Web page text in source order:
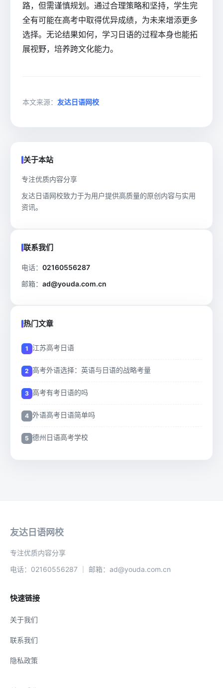
路，但需谨慎规划。通过合理策略和坚持，学生完
全有可能在高考中取得优异成绩，为未来增添更多
选择。无论结果如何，学习日语的过程本身也能拓
展视野，培养跨文化能力。
本文来源： 友达日语网校
关于本站
专注优质内容分享
友达日语网校致力于为用户提供高质量的原创内容与实用
资讯。
联系我们
电话： 02160556287
邮箱： ad@youda.com.cn
热门文章
江苏高考日语
高考外语选择：英语与日语的战略考量
高考有考日语的吗
外语高考日语简单吗
德州日语高考学校
友达日语网校
专注优质内容分享
电话：02160556287 ｜ 邮箱：ad@youda.com.cn
快速链接
关于我们
联系我们
隐私政策